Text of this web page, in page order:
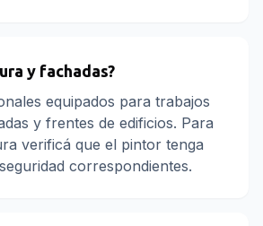
y fachadas?
equipados para trabajos
y frentes de edificios. Para
verificá que el pintor tenga
correspondientes.